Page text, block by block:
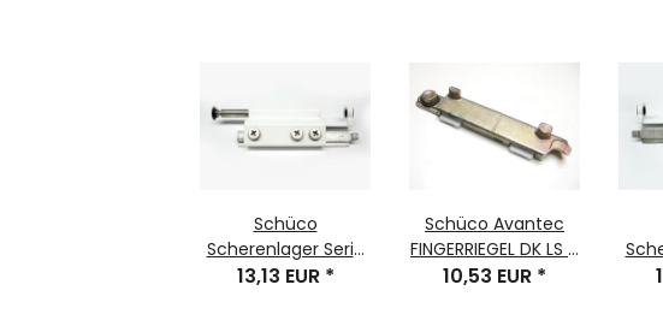
Schüco
Scherenlager Serie
Royal S / AWS DIN LS
13,13 EUR *
Schüco Avantec
FINGERRIEGEL DK LS A
Bauteil-Nr. 243023
10,53 EUR *